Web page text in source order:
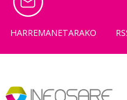
HARREMANETARAKO